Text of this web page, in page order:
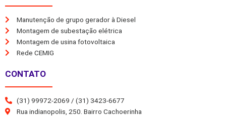
Manutenção de grupo gerador à Diesel
Montagem de subestação elétrica
Montagem de usina fotovoltaica
Rede CEMIG
CONTATO
(31) 99972-2069 / (31) 3423-6677
Rua indianopolis, 250. Bairro Cachoerinha